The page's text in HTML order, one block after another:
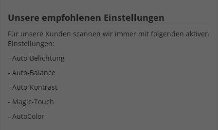
Unsere empfohlenen Einstellungen
Für unsere Kunden scannen wir immer mit folgenden aktiven
Einstellungen:
- Auto-Belichtung
- Auto-Balance
- Auto-Kontrast
- Magic-Touch
- AutoColor